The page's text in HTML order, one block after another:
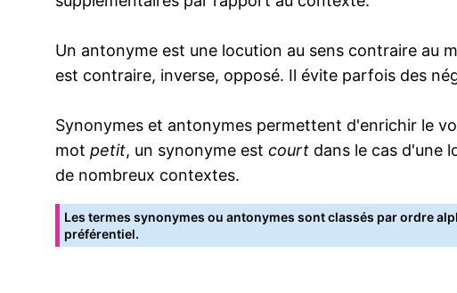
Un antonyme est une locution au sens contraire au
est contraire, inverse, opposé. Il évite parfois des
Synonymes et antonymes permettent d'enrichir le
mot petit, un synonyme est court dans le cas d'une
de nombreux contextes.
Les termes synonymes ou antonymes sont classés par ordre
préférentiel.